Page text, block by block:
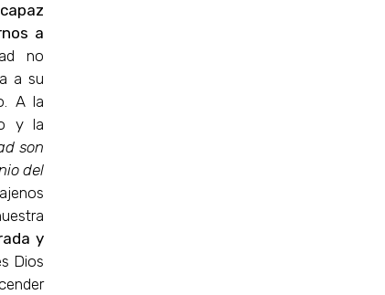
a
no
a su
A la
y la
son
del
y
Dios